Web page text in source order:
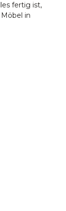
fertig ist,
in